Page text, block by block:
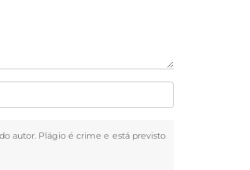
autor. Plágio é crime e está previsto